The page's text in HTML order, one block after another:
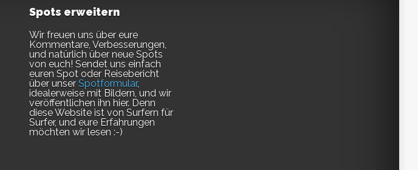
Spots erweitern
Wir freuen uns über eure
Kommentare, Verbesserungen,
und natürlich über neue Spots
von euch! Sendet uns einfach
euren Spot oder Reisebericht
über unser Spotformular,
idealerweise mit Bildern, und wir
veröffentlichen ihn hier. Denn
diese Website ist von Surfern für
Surfer, und eure Erfahrungen
möchten wir lesen :-)